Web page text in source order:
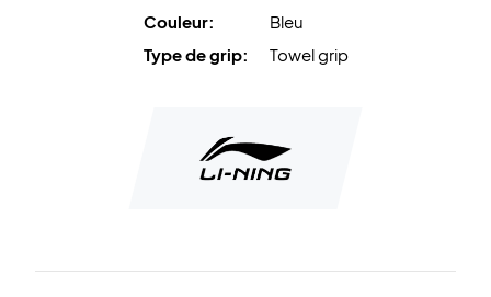
Couleur:
Bleu
Type de grip:
Towel grip